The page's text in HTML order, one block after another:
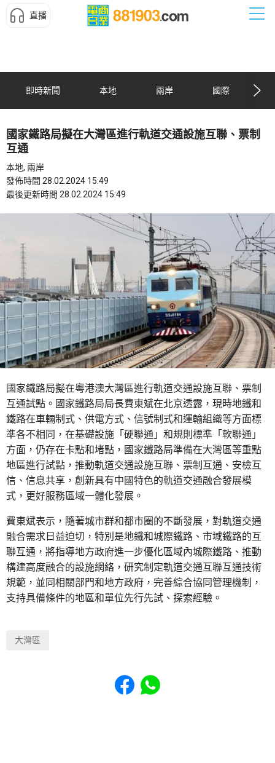
直播
即時新聞 本地 兩岸 國際
國家鐵路局擬在大灣區進行軌道交通設施互聯、票制
互通
本地, 兩岸
發佈時間 28.02.2024 15:49
最後更新時間 28.02.2024 15:49
國家鐵路局擬在粵港澳大灣區進行軌道交通設施互聯、票制
互通試點。國家鐵路局局長費東斌在北京透露，現時地鐵和
鐵路在車輛制式、供電方式、信號制式和運輸組織等方面標
準各不相同，在基礎設施「硬聯通」和規則標準「軟聯通」
方面，仍存在卡點和堵點，國家鐵路局準備在大灣區等重點
地區進行試點，推動軌道交通設施互聯、票制互通、安檢互
信、信息共享，創新具有中國特色的軌道交通融合發展模
式，更好服務區域一體化發展。
費東斌表示，隨著城市群和都市圈的不斷發展，對軌道交通
融合需求日益迫切，特別是地鐵和城際鐵路、市域鐵路的互
聯互通，將指導地方政府進一步優化區域內城際鐵路、推動
構建高度融合的設施網絡，研究制定軌道交通互聯互通技術
規範，並同相關部門和地方政府，完善綜合協同管理機制，
支持具備條件的地區和單位先行先試、探索經驗。
大灣區
Share to Facebook
Share to WhatsApp